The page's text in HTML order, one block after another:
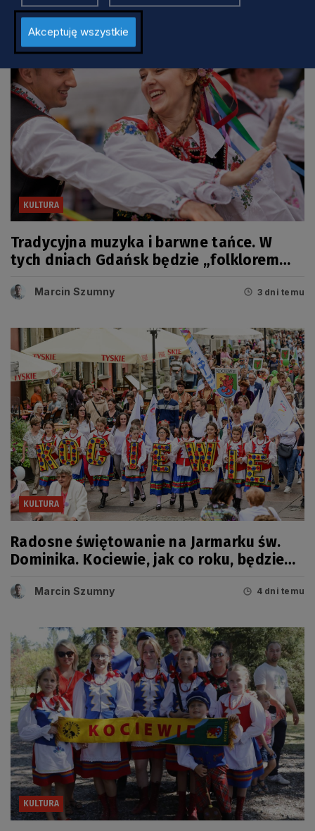
KULTURA
Tradycyjna muzyka i barwne tańce. W
tych dniach Gdańsk będzie „folklorem
Marcin Szumny 3 dni temu
KULTURA
Radosne świętowanie na Jarmarku św.
Dominika. Kociewie, jak co roku, będzie
Marcin Szumny 4 dni temu
KULTURA
Akceptuję wszystkie